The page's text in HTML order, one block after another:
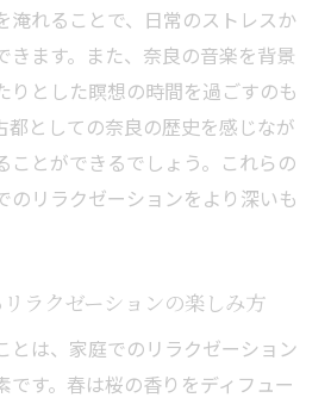
淹れることで、日常のストレスか
きます。また、奈良の音楽を背景
りとした瞑想の時間を過ごすのも
都としての奈良の歴史を感じなが
ことができるでしょう。これらの
のリラクゼーションをより深いも
ラクゼーションの楽しみ方
とは、家庭でのリラクゼーション
です。春は桜の香りをディフュー